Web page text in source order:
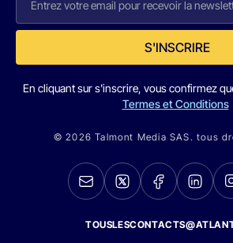
S'INSCRIRE
En cliquant sur s'inscrire, vous confirmez
Termes et Conditions
© 2026 Talmont Media SAS. tous